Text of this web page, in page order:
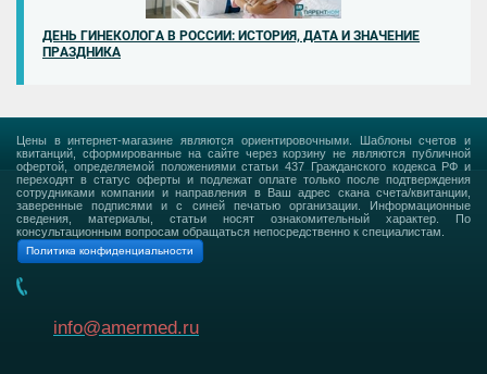
ДЕНЬ ГИНЕКОЛОГА В РОССИИ: ИСТОРИЯ, ДАТА И ЗНАЧЕНИЕ
ПРАЗДНИКА
Цены в интернет-магазине являются ориентировочными. Шаблоны счетов и
квитанций, сформированные на сайте через корзину не являются публичной
офертой, определяемой положениями статьи 437 Гражданского кодекса РФ и
переходят в статус оферты и подлежат оплате только после подтверждения
сотрудниками компании и направления в Ваш адрес скана счета/квитанции,
заверенные подписями и с синей печатью организации. Информационные
сведения, материалы, статьи носят ознакомительный характер. По
консультационным вопросам обращаться непосредственно к специалистам.
info@amermed.ru